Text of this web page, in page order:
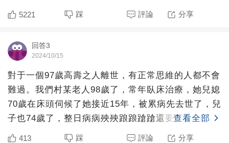
因為自己真的非常
5221 踩 評論 分享
回答3
2024/10/15
對于一個97歲高壽之人離世，有正常思維的人都不會
難過。我們村某老人98歲了，常年臥床治療，她兒媳
70歲在床頭伺候了她接近15年，被累病先去世了，兒
子也74歲了，整日病病殃殃踉踉蹌蹌還要照顧她，受
的罪簡
查看全部
413 踩 評論 分享